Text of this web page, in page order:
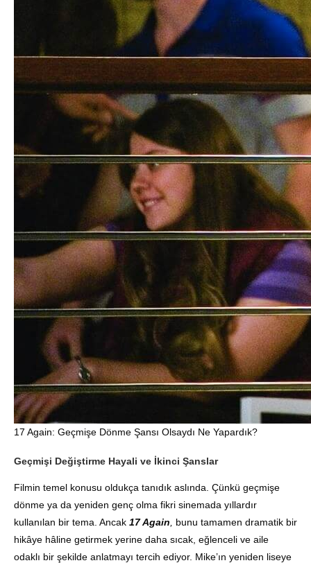
17 Again: Geçmişe Dönme Şansı Olsaydı Ne Yapardık?
Geçmişi Değiştirme Hayali ve İkinci Şanslar
Filmin temel konusu oldukça tanıdık aslında. Çünkü geçmişe
dönme ya da yeniden genç olma fikri sinemada yıllardır
kullanılan bir tema. Ancak 17 Again
bunu tamamen dramatik bir
hikâye hâline getirmek yerine daha sıcak, eğlenceli ve aile
odaklı bir şekilde anlatmayı tercih ediyor. Mike’ın yeniden liseye